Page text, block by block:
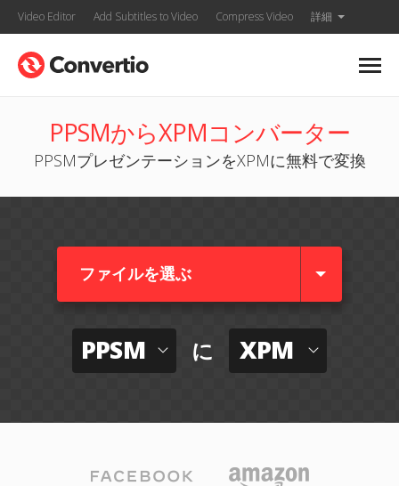
Video Editor Add Subtitles to Video Compress Video 詳細
PPSMからXPMコンバーター
PPSMプレゼンテーションをXPMに無料で変換
ファイルを選ぶ
PPSM に XPM